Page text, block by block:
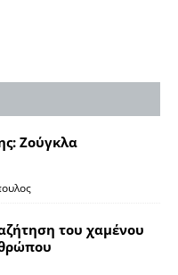
Ζούγκλα
του χαμένου